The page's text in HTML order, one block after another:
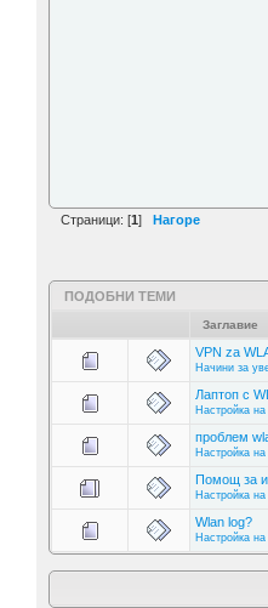
Страници: [1] Нагоре
ПОДОБНИ ТЕМИ
Заглавие
VPN za
Начини за
Лаптоп с
Настройка
проблем
Настройка
Помощ за
Настройка
Wlan log?
Настройка